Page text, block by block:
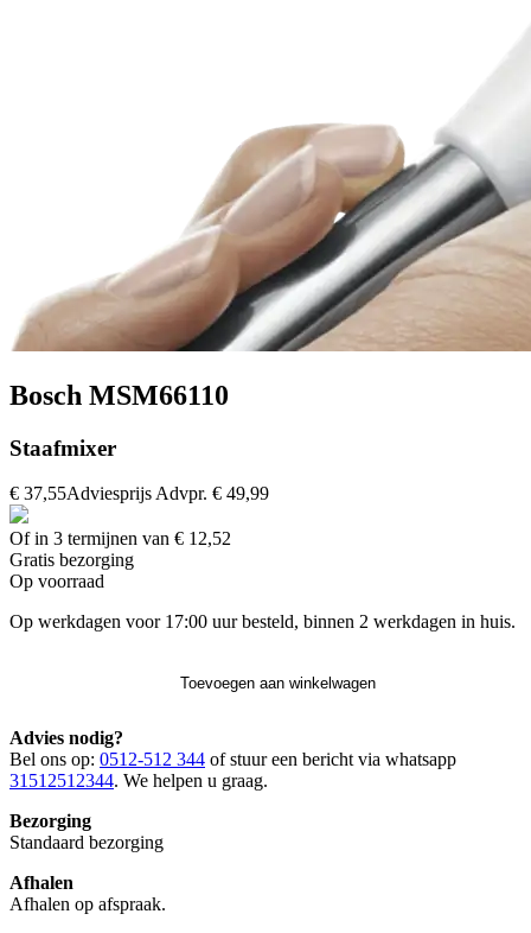
Bosch MSM66110
Staafmixer
€ 37,55Adviesprijs Advpr. € 49,99
Of in 3 termijnen van € 12,52
Gratis bezorging
Op voorraad
Op werkdagen voor 17:00 uur besteld, binnen 2 werkdagen in huis.
Toevoegen aan winkelwagen
Advies nodig?
Bel ons op: 0512-512 344 of stuur een bericht via whatsapp
31512512344. We helpen u graag.
Bezorging
Standaard bezorging
Afhalen
Afhalen op afspraak.